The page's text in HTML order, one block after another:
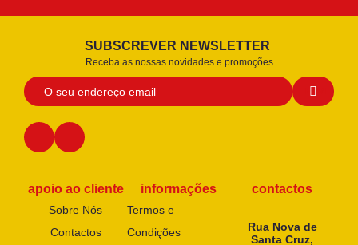
SUBSCREVER NEWSLETTER
Receba as nossas novidades e promoções
apoio ao cliente
Sobre Nós
Contactos
informações
Termos e
Condições
contactos
Rua Nova de
Santa Cruz,